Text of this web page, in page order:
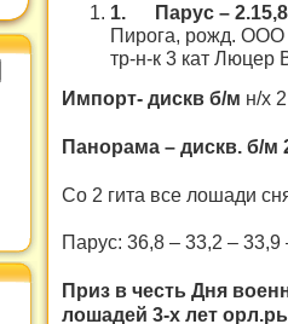
1. Парус –
Пирога, рожд. ООО
тр-н-к 3 кат Люцер
Импорт- дискв б/м н/х
Панорама – дискв. б/м
Со 2 гита все лошади
Парус: 36,8 – 33,2 – 33,9
Приз в честь Дня
лошадей 3-х лет